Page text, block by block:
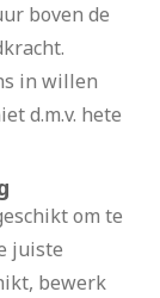
boven de
in willen
d.m.v. hete
om te
juiste
bewerk